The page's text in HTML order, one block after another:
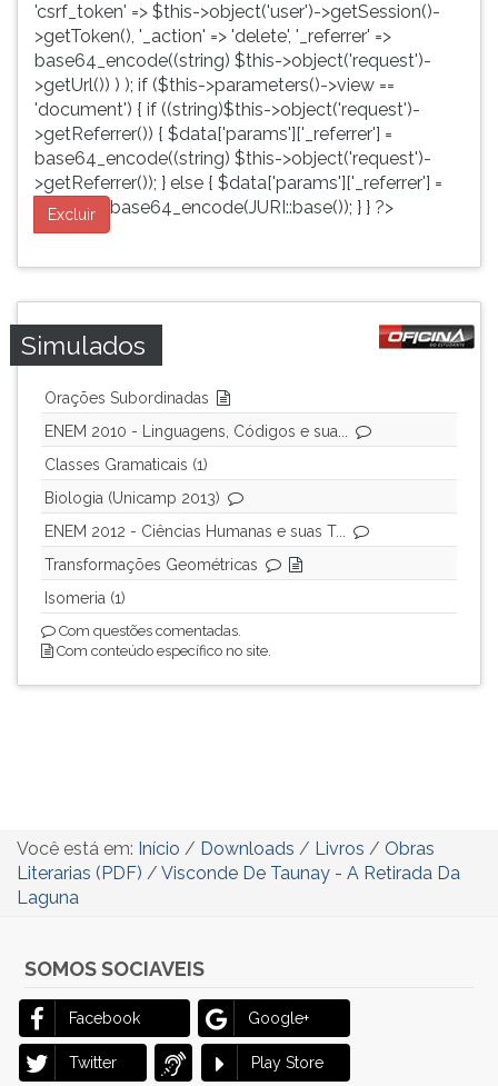
'csrf_token' => $this->object('user')->getSession()-
>getToken(), '_action' => 'delete', '_referrer' =>
base64_encode((string) $this->object('request')-
>getUrl()) ) ); if ($this->parameters()->view ==
'document') { if ((string)$this->object('request')-
>getReferrer()) { $data['params']['_referrer'] =
base64_encode((string) $this->object('request')-
>getReferrer()); } else { $data['params']['_referrer'] =
base64_encode(JURI::base()); } } ?>
Excluir
Simulados
Orações Subordinadas
ENEM 2010 - Linguagens, Códigos e sua...
Classes Gramaticais (1)
Biologia (Unicamp 2013)
ENEM 2012 - Ciências Humanas e suas T...
Transformações Geométricas
Isomeria (1)
Com questões comentadas.
Com conteúdo específico no site.
Você está em: Início / Downloads / Livros / Obras
Literarias (PDF) / Visconde De Taunay - A Retirada Da
Laguna
SOMOS SOCIAVEIS
Facebook Google+
Twitter Play Store